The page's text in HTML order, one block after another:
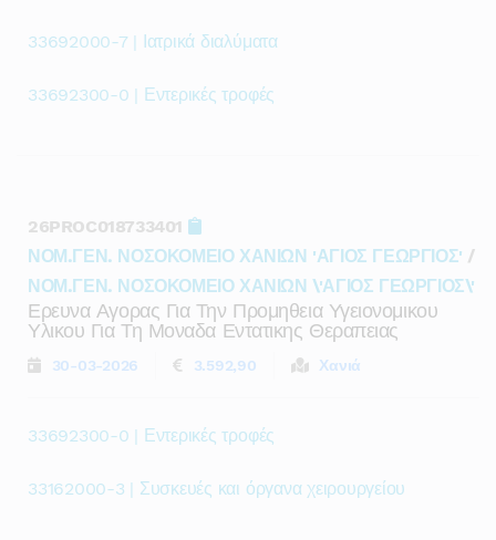
33692000-7 | Ιατρικά διαλύματα
33692300-0 | Εντερικές τροφές
26PROC018733401
ΝΟΜ.ΓΕΝ. ΝΟΣΟΚΟΜΕΙΟ ΧΑΝΙΩΝ 'ΑΓΙΟΣ ΓΕΩΡΓΙΟΣ' /
ΝΟΜ.ΓΕΝ. ΝΟΣΟΚΟΜΕΙΟ ΧΑΝΙΩΝ \'ΑΓΙΟΣ ΓΕΩΡΓΙΟΣ\'
Ερευνα Αγορας Για Την Προμηθεια Υγειονομικου
Υλικου Για Τη Μοναδα Εντατικης Θεραπειας
30-03-2026 3.592,90 Χανιά
33692300-0 | Εντερικές τροφές
33162000-3 | Συσκευές και όργανα χειρουργείου